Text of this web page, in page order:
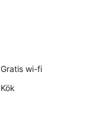
Gratis wi-fi
Kök